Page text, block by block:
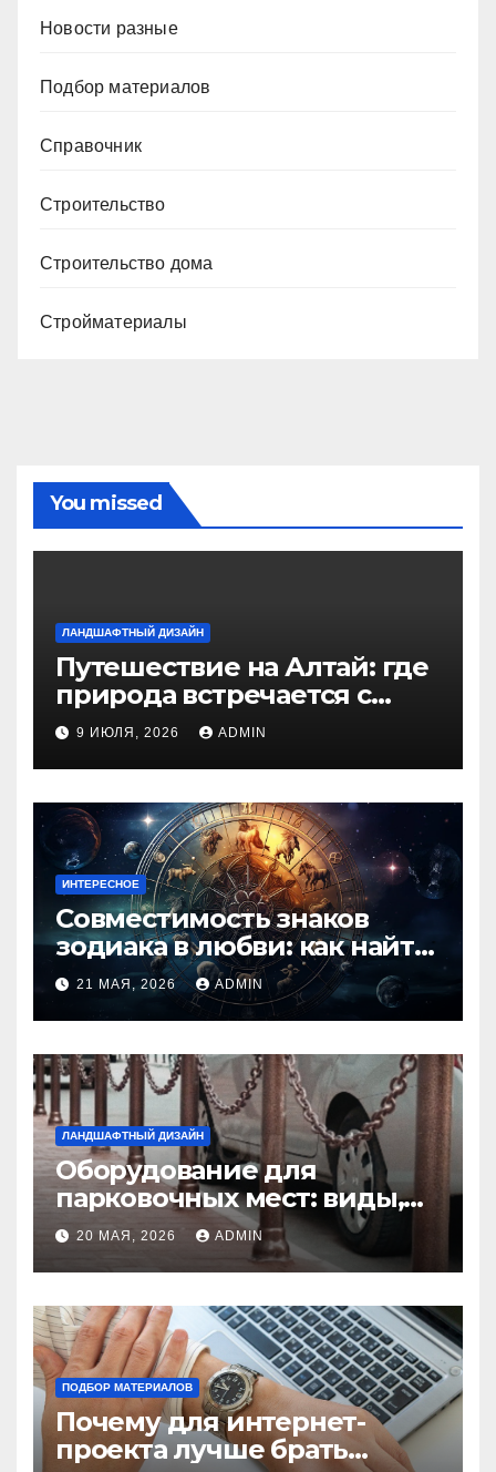
Новости разные
Подбор материалов
Справочник
Строительство
Строительство дома
Стройматериалы
You missed
ЛАНДШАФТНЫЙ ДИЗАЙН
Путешествие на Алтай: где
природа встречается с
духом приключений
9 ИЮЛЯ, 2026 ADMIN
ИНТЕРЕСНОЕ
Совместимость знаков
зодиака в любви: как найти
идеальную пару и
избежать конфликтов
21 МАЯ, 2026 ADMIN
ЛАНДШАФТНЫЙ ДИЗАЙН
Оборудование для
парковочных мест: виды,
функции и нормы
установки
20 МАЯ, 2026 ADMIN
ПОДБОР МАТЕРИАЛОВ
Почему для интернет-
проекта лучше брать